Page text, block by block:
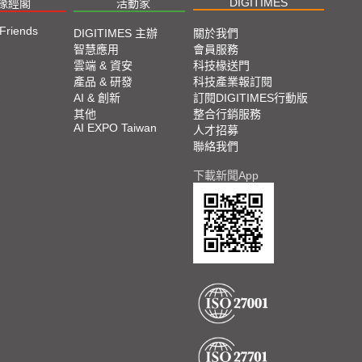
經閣 活動家
DIGITIMES 主辦
智慧應用
雲端 & 資安
產品 & 研發
AI & 創新
其他
AI EXPO Taiwan
關於我們
會員服務
科技椽送門
科技產業報訂閱
訂閱DIGITIMES行動版
整合行銷服務
人才招募
聯絡我們
下載新聞App